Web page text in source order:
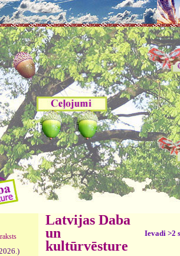
Latvijas Daba
un
kultūrvēsture
Ievadi >2